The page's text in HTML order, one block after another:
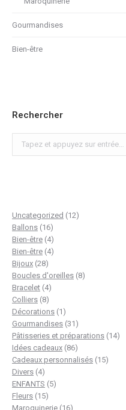
Gourmandises
Bien-être
Rechercher
Uncategorized 1212
Ballons 1616
produits
Bien-être 44
produits
Bien-être 44
Bijoux 2828
produits
Boucles d'oreilles 88
Bracelet 44
produits
Colliers 88
produits
Décorations 1 1
produit
Gourmandises 31 31
produits
Pâtisseries et préparations 1414
Idées cadeaux 8686
produits
Cadeaux personnalisés 1515
Divers 44
produits
ENFANTS 55
Fleurs 1515
produits
Maroquinerie 1616